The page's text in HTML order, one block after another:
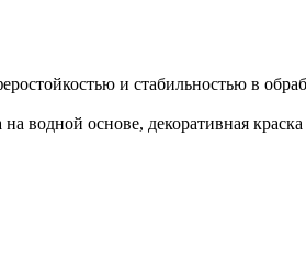
и стабильностью в
водной основе, декоративная